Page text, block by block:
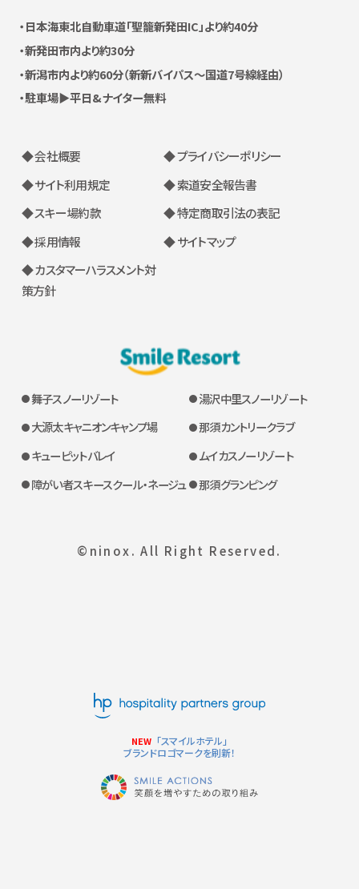
日本海東北自動車道「聖籠新発田IC」より約40分
新発田市内より約30分
新潟市内より約60分（新新バイパス〜国道7号線経由）
駐車場▶平日&ナイター無料
◆ 会社概要
◆ プライバシーポリシー
◆ サイト利用規定
◆ 索道安全報告書
◆ スキー場約款
◆ 特定商取引法の表記
◆ 採用情報
◆ サイトマップ
◆ カスタマーハラスメント対
策方針
舞子スノーリゾート
大源太キャニオンキャンプ場
湯沢中里スノーリゾート
那須カントリークラブ
キューピットバレイ
障がい者スキースクール・ネージュ
ムイカスノーリゾート
那須グランピング
©ninox. All Right Reserved.
NEW 「スマイルホテル」
ブランドロゴマークを刷新！